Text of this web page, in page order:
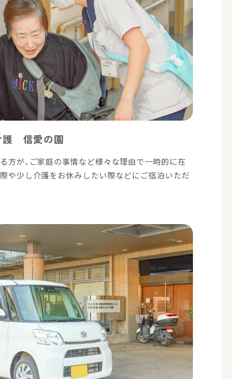
護 信愛の園
方が、ご家庭の事情など様々な理由で一時的に在
や少し介護をお休みしたい際などにご宿泊いただ